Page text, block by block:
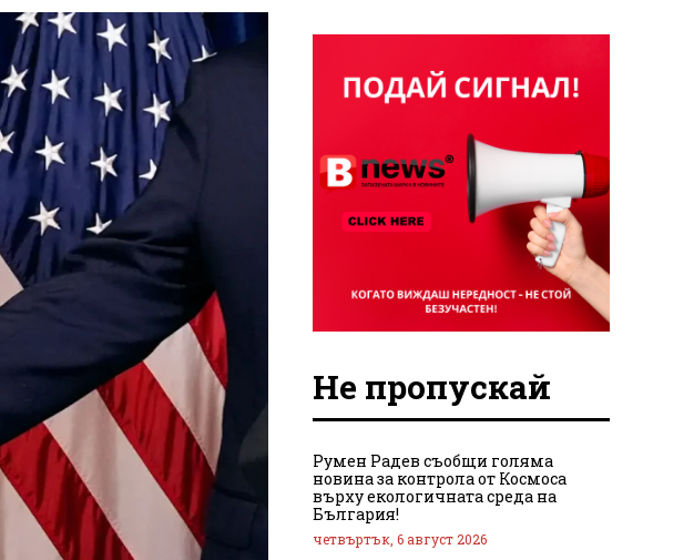
Не пропускай
Румен Радев съобщи голяма
новина за контрола от Космоса
върху екологичната среда на
България!
четвъртък, 6 август 2026